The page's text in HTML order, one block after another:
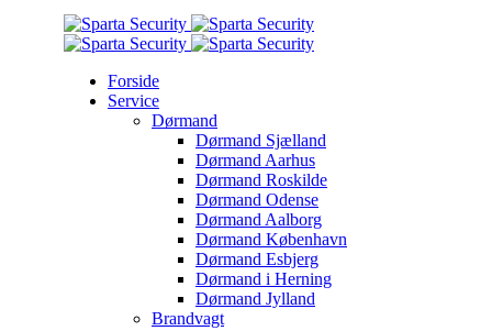
Forside
Service
Dørmand
Dørmand Sjælland
Dørmand Aarhus
Dørmand Roskilde
Dørmand Odense
Dørmand Aalborg
Dørmand København
Dørmand Esbjerg
Dørmand i Herning
Dørmand Jylland
Brandvagt